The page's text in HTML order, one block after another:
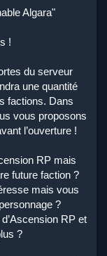
Algara"
!
du serveur
une quantité
factions. Dans
vous proposons
l’ouverture !
RP mais
future faction ?
mais vous
?
RP et
?